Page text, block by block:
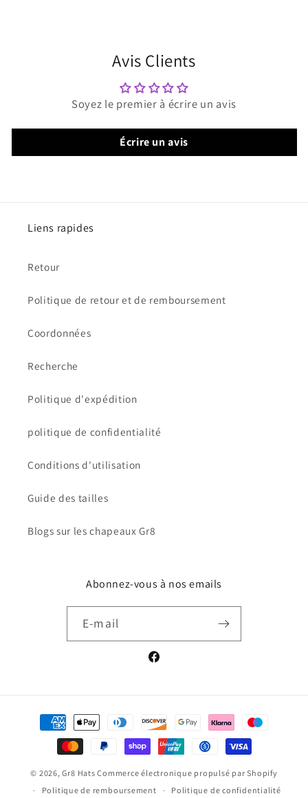
Avis Clients
Soyez le premier à écrire un avis
Écrire un avis
Liens rapides
Retour
Politique de retour et de remboursement
Coordonnées
Recherche
Politique d'expédition
politique de confidentialité
Conditions d'utilisation
Guide des tailles
Blogs sur les chapeaux Gr8
Abonnez-vous à nos emails
E-mail
Facebook
Moyens
paiement
© 2026,Gr8 Hats Commerce électronique propulsé par Shopify
Politique de remboursement
Politique de confidentialité